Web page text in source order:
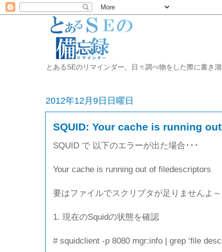
とあるSEのリマインダー。日々調べ物をした際に書き
2012年12月9日日曜日
SQUID: Your cache is running
SQUID で 以下のエラーが出た場合･･･
Your cache is running out of filedescriptors
要はファイルでスクリプタが足りませんよ
1. 現在のSquidの状態を確認
# squidclient -p 8080 mgr:info | grep ‘file